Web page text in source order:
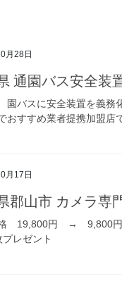
月28日
通園バス安全装
バスに安全装置を義務
おすすめ業者提携加盟
月17日
郡山市 カメラ専
19,800円 → 9,800円
レゼント